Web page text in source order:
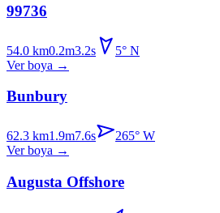
99736
54.0 km0.2m3.2s 5° N
Ver boya →
Bunbury
62.3 km1.9m7.6s 265° W
Ver boya →
Augusta Offshore